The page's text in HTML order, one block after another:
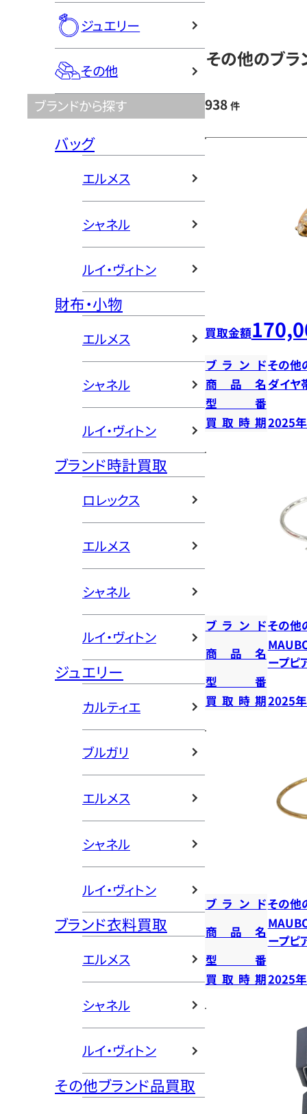
ジュエリー
その他
ブランドから探す
バッグ
エルメス
シャネル
ルイ・ヴィトン
財布・小物
エルメス
シャネル
ルイ・ヴィトン
ブランド時計買取
ロレックス
エルメス
シャネル
ルイ・ヴィトン
ジュエリー
カルティエ
ブルガリ
エルメス
シャネル
ルイ・ヴィトン
ブランド衣料買取
エルメス
シャネル
ルイ・ヴィトン
その他ブランド品買取
その他のブラ
938 件
買取金額
ブランドその他
商品名ダイヤ
型番
買取時期2025
ブランドその他
商品名
ープピ
型番
買取時期2025
ブランドその他
商品名
ープピ
型番
買取時期2025